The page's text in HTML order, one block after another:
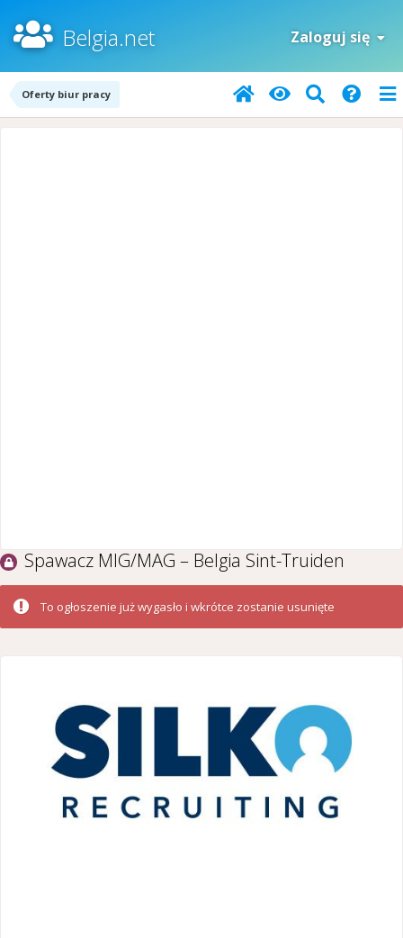
Belgia.net Zaloguj się
Oferty biur pracy
Spawacz MIG/MAG – Belgia Sint-Truiden
To ogłoszenie już wygasło i wkrótce zostanie usunięte